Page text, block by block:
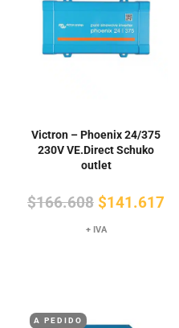
Victron – Phoenix 24/375
230V VE.Direct Schuko
outlet
$166.608 El
precio
$141.617
+ IVA
A PEDIDO